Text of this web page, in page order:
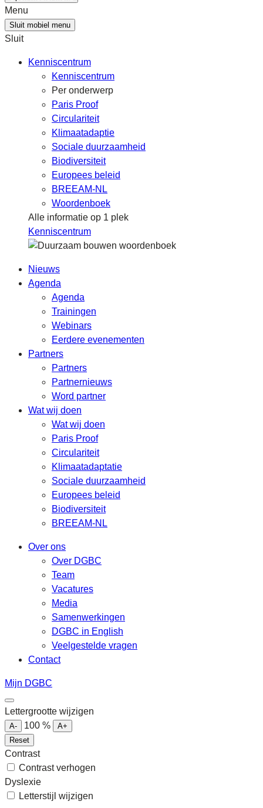
Menu
Sluit mobiel menu
Sluit
Kenniscentrum
Kenniscentrum
Per onderwerp
Paris Proof
Circulariteit
Klimaatadaptie
Sociale duurzaamheid
Biodiversiteit
Europees beleid
BREEAM-NL
Woordenboek
Alle informatie op 1 plek
Kenniscentrum
Nieuws
Agenda
Agenda
Trainingen
Webinars
Eerdere evenementen
Partners
Partners
Partnernieuws
Word partner
Wat wij doen
Wat wij doen
Paris Proof
Circulariteit
Klimaatadaptatie
Sociale duurzaamheid
Europees beleid
Biodiversiteit
BREEAM-NL
Over ons
Over DGBC
Team
Vacatures
Media
Samenwerkingen
DGBC in English
Veelgestelde vragen
Contact
Mijn DGBC
Lettergrootte wijzigen
A- 100 %
A+
Reset
Contrast
Contrast verhogen
Dyslexie
Letterstijl wijzigen